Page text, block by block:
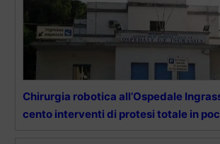
Chirurgia robotica all’Ospedale
cento interventi di protesi totale in